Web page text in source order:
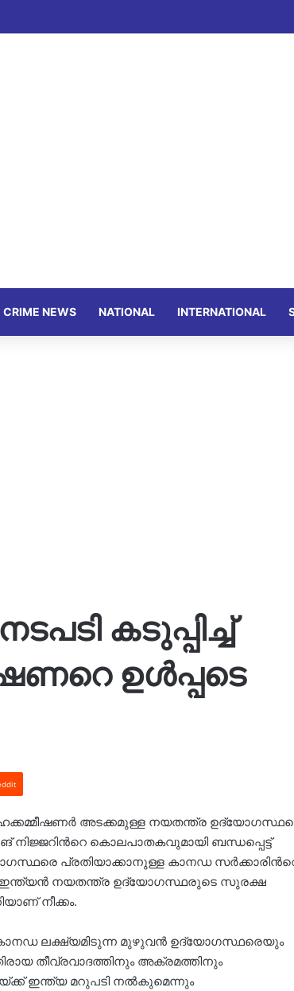
CRIME NEWS NATIONAL INTERNATIONAL
കടുപ്പിച്ച്
ഉള്‍പ്പടെ
അടക്കമുള്ള നയതന്ത്ര
നിജ്ജറിന്‍റെ കൊലപാതകവുമായി ബന്ധപ്പെട്ട്
പ്രതിയാക്കാനുള്ള കാനഡ
നയതന്ത്ര ഉദ്യോഗസ്ഥരുടെ സുരക്ഷ
നീക്കം.
കാനഡ ലക്ഷ്യമിടുന്ന മുഴുവൻ ഉദ്യോഗസ്ഥരെയും
തീവ്രവാദത്തിനും അക്രമത്തിനും
ഇന്ത്യ മറുപടി നൽകുമെന്നും